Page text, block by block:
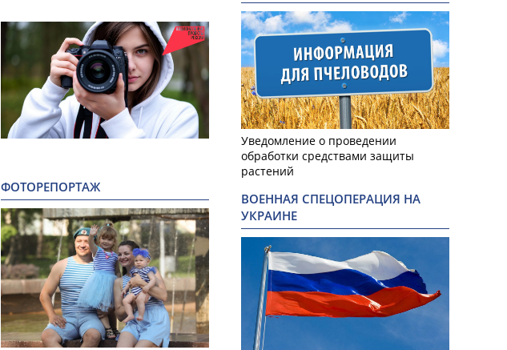
ФОТОРЕПОРТАЖ
Уведомление о проведении
обработки средствами защиты
растений
ВОЕННАЯ СПЕЦОПЕРАЦИЯ НА
УКРАИНЕ